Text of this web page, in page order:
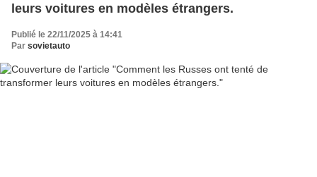
leurs voitures en modèles étrangers.
Publié le 22/11/2025 à 14:41
Par sovietauto